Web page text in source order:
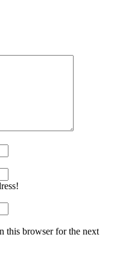
this browser for the next